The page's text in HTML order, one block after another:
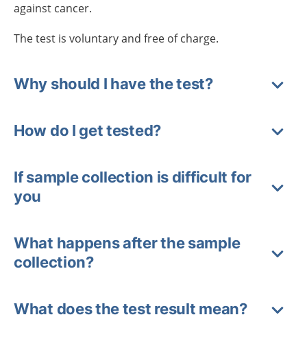
against cancer.
The test is voluntary and free of charge.
Why should I have the test?
How do I get tested?
If sample collection is difficult for
you
What happens after the sample
collection?
What does the test result mean?